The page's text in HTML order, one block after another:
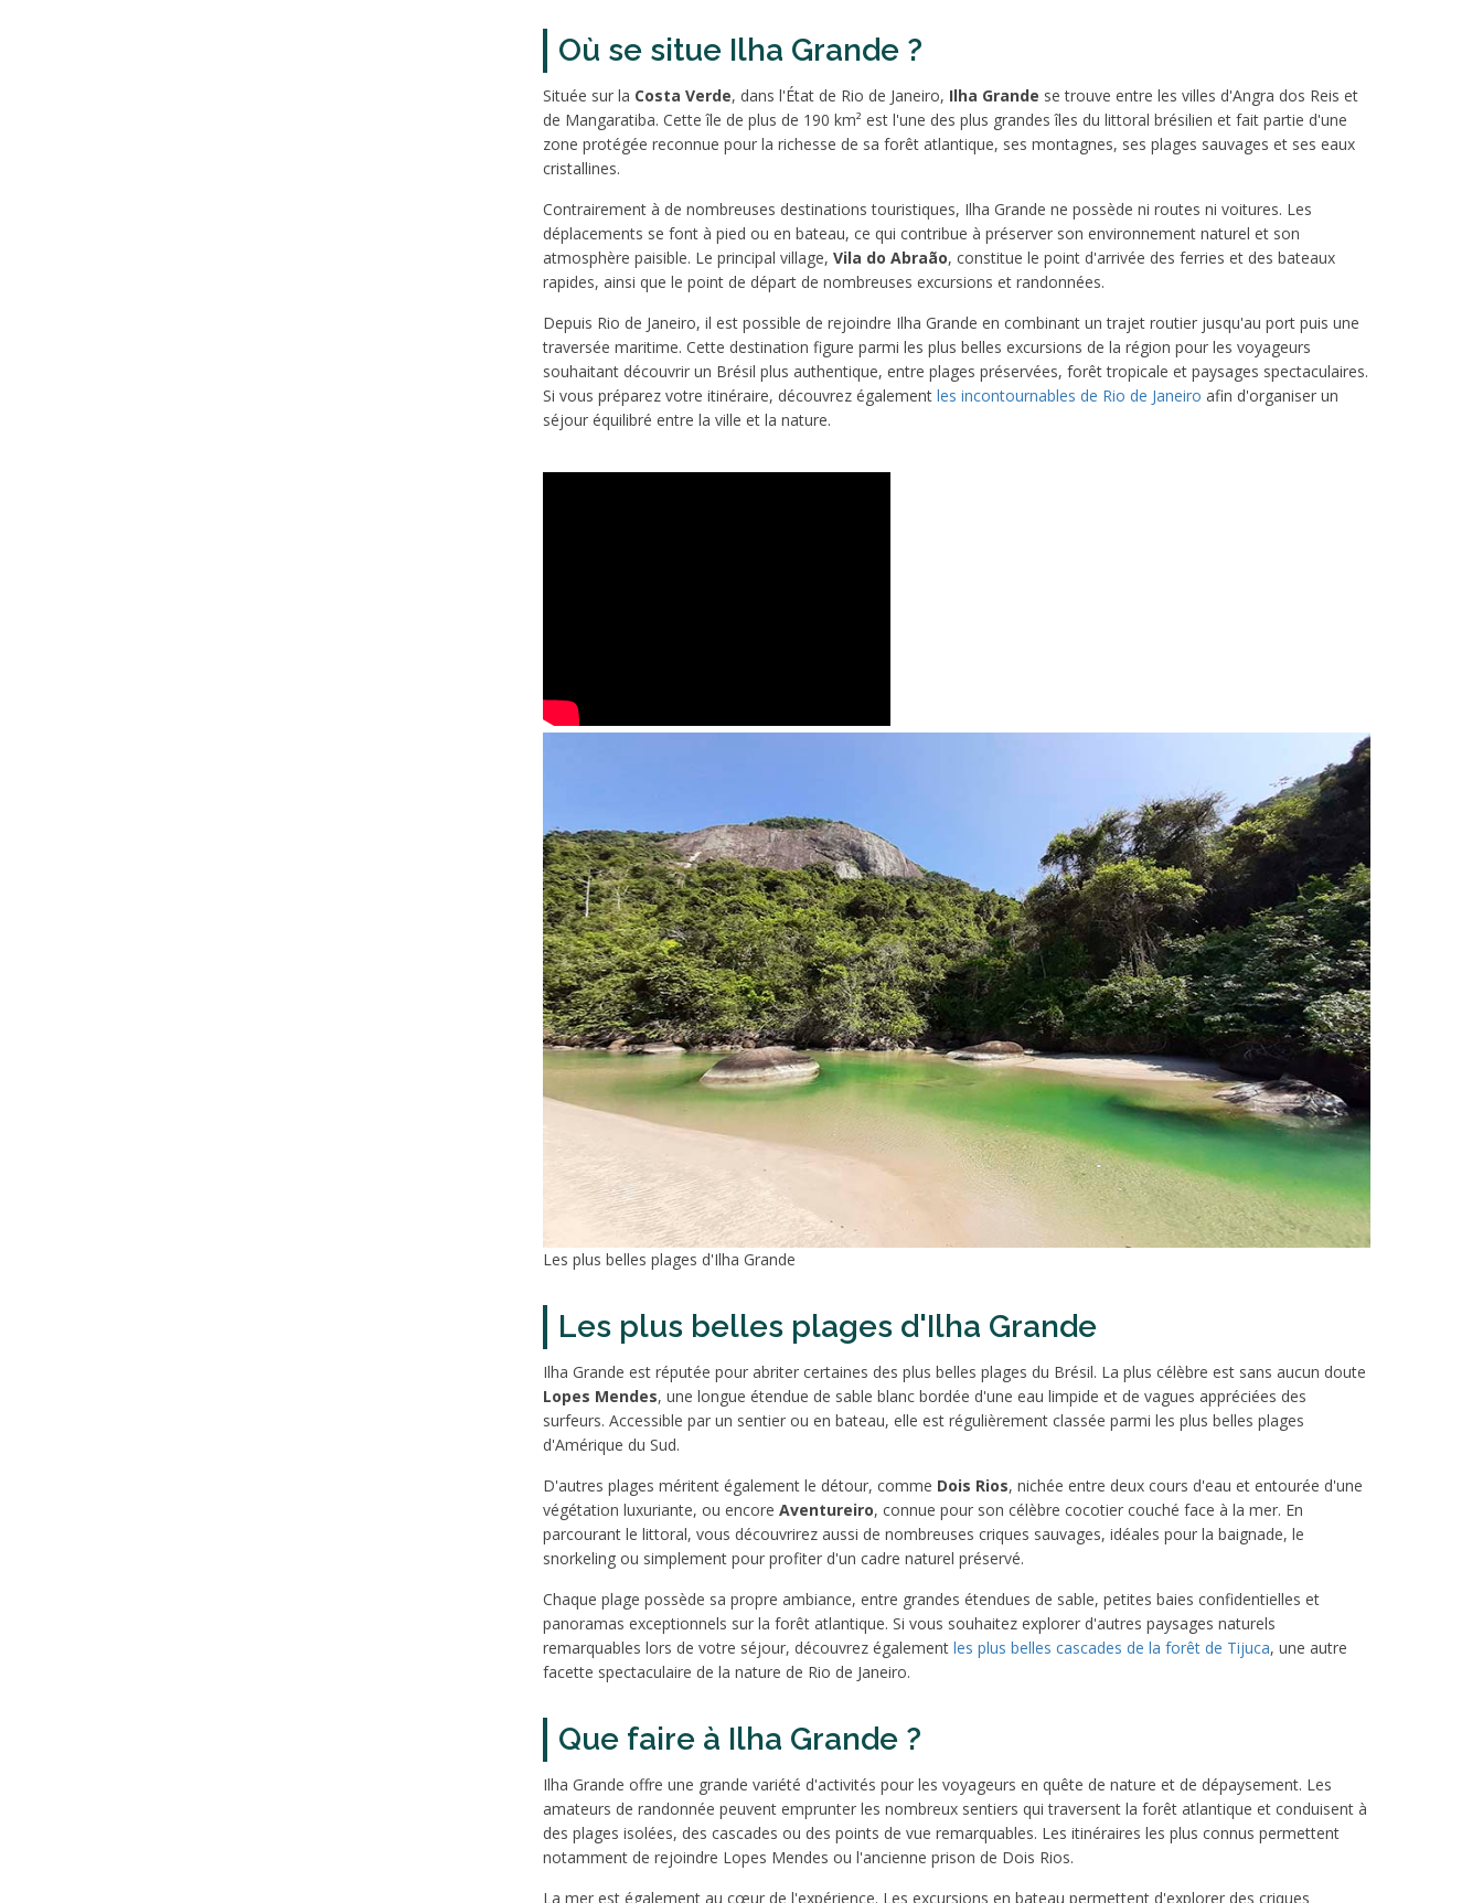
Où se situe Ilha Grande ?
Située sur la Costa Verde, dans l'État de Rio de Janeiro, Ilha Grande se trouve entre les villes d'Angra dos Reis et
de Mangaratiba. Cette île de plus de 190 km² est l'une des plus grandes îles du littoral brésilien et fait partie d'une
zone protégée reconnue pour la richesse de sa forêt atlantique, ses montagnes, ses plages sauvages et ses eaux
cristallines.
Contrairement à de nombreuses destinations touristiques, Ilha Grande ne possède ni routes ni voitures. Les
déplacements se font à pied ou en bateau, ce qui contribue à préserver son environnement naturel et son
atmosphère paisible. Le principal village, Vila do Abraão, constitue le point d'arrivée des ferries et des bateaux
rapides, ainsi que le point de départ de nombreuses excursions et randonnées.
Depuis Rio de Janeiro, il est possible de rejoindre Ilha Grande en combinant un trajet routier jusqu'au port puis une
traversée maritime. Cette destination figure parmi les plus belles excursions de la région pour les voyageurs
souhaitant découvrir un Brésil plus authentique, entre plages préservées, forêt tropicale et paysages spectaculaires.
Si vous préparez votre itinéraire, découvrez également les incontournables de Rio de Janeiro afin d'organiser un
séjour équilibré entre la ville et la nature.
Les plus belles plages d'Ilha Grande
Les plus belles plages d'Ilha Grande
Ilha Grande est réputée pour abriter certaines des plus belles plages du Brésil. La plus célèbre est sans aucun doute
Lopes Mendes, une longue étendue de sable blanc bordée d'une eau limpide et de vagues appréciées des
surfeurs. Accessible par un sentier ou en bateau, elle est régulièrement classée parmi les plus belles plages
d'Amérique du Sud.
D'autres plages méritent également le détour, comme Dois Rios, nichée entre deux cours d'eau et entourée d'une
végétation luxuriante, ou encore Aventureiro, connue pour son célèbre cocotier couché face à la mer. En
parcourant le littoral, vous découvrirez aussi de nombreuses criques sauvages, idéales pour la baignade, le
snorkeling ou simplement pour profiter d'un cadre naturel préservé.
Chaque plage possède sa propre ambiance, entre grandes étendues de sable, petites baies confidentielles et
panoramas exceptionnels sur la forêt atlantique. Si vous souhaitez explorer d'autres paysages naturels
remarquables lors de votre séjour, découvrez également les plus belles cascades de la forêt de Tijuca, une autre
facette spectaculaire de la nature de Rio de Janeiro.
Que faire à Ilha Grande ?
Ilha Grande offre une grande variété d'activités pour les voyageurs en quête de nature et de dépaysement. Les
amateurs de randonnée peuvent emprunter les nombreux sentiers qui traversent la forêt atlantique et conduisent à
des plages isolées, des cascades ou des points de vue remarquables. Les itinéraires les plus connus permettent
notamment de rejoindre Lopes Mendes ou l'ancienne prison de Dois Rios.
La mer est également au cœur de l'expérience. Les excursions en bateau permettent d'explorer des criques